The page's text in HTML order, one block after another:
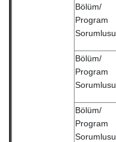
Bölüm/
Program
Sorumlusu
Bölüm/
Program
Sorumlusu
Bölüm/
Program
Sorumlusu